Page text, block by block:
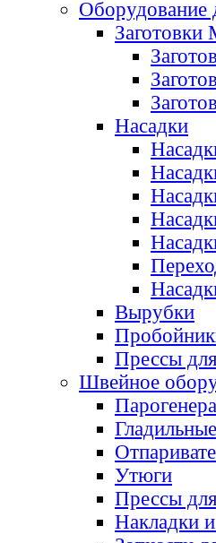
Оборудование
Насадки
Вырубки
Прессы
Швейное
Утюги
Прессы
Накладки